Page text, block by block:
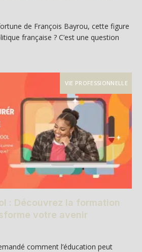
de François Bayrou, cette figure
française ? C’est une question
VIE PROFESSIONNELLE
: Découvrez la formation
votre avenir
comment l’éducation peut